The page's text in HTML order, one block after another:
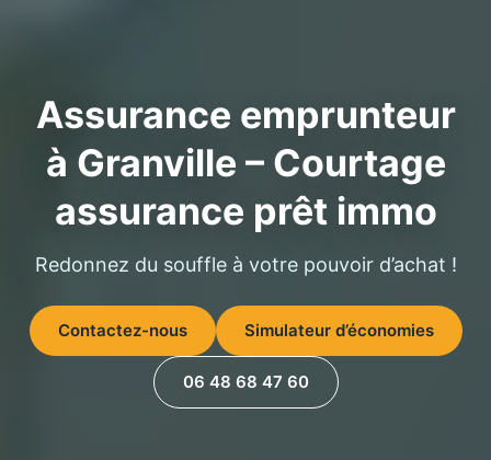
Assurance emprunteur
à Granville – Courtage
assurance prêt immo
Redonnez du souffle à votre pouvoir d’achat !
Contactez-nous Simulateur d’économies
06 48 68 47 60